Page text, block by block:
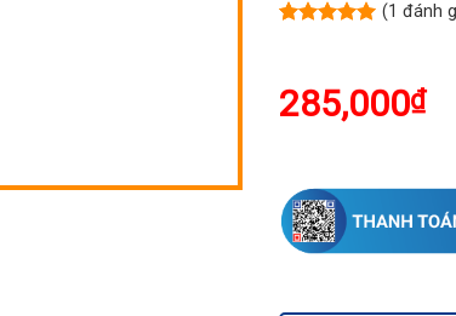
(1 đánh
285,000₫